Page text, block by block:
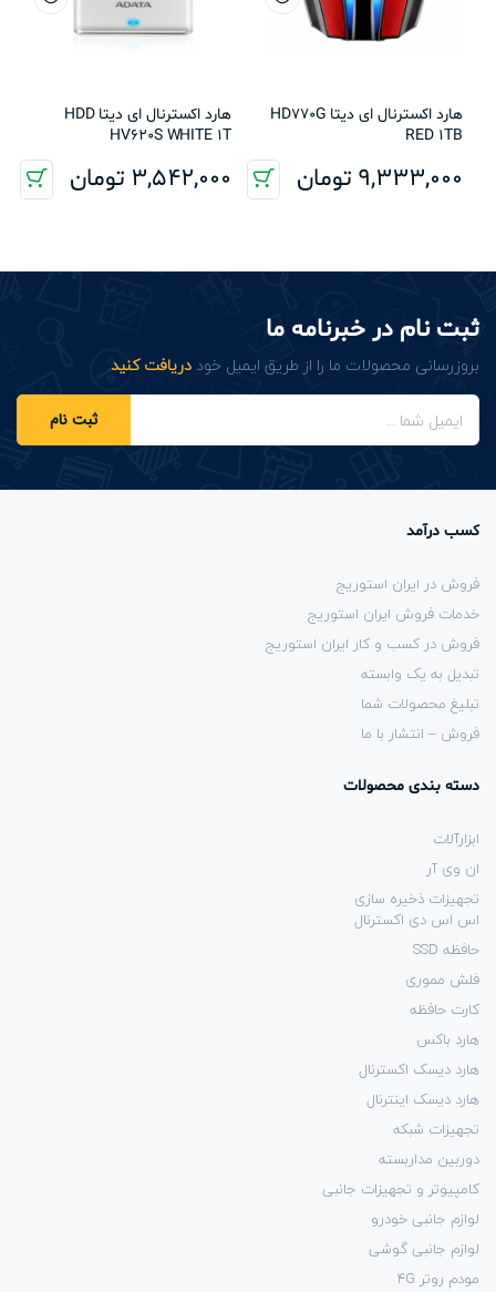
هارد اکسترنال ای دیتا HD770G
RED 1TB
9,333,000 تومان
هارد اکسترنال ای دیتا HDD
HV620S WHITE 1T
3,542,000 تومان
ثبت نام در خبرنامه ما
بروزرسانی محصولات ما را از طریق ایمیل خود دریافت کنید.
ثبت نام
کسب درآمد
فروش در ایران استوریج
خدمات فروش ایران استوریج
فروش در کسب و کار ایران استوریج
تبدیل به یک وابسته
تبلیغ محصولات شما
فروش – انتشار با ما
دسته بندی محصولات
ابزارآلات
ان وی آر
تجهیزات ذخیره سازی
اس اس دی اکسترنال
حافظه SSD
فلش مموری
کارت حافظه
هارد باکس
هارد دیسک اکسترنال
هارد دیسک اینترنال
تجهیزات شبکه
دوربین مداربسته
کامپیوتر و تجهیزات جانبی
لوازم جانبی خودرو
لوازم جانبی گوشی
مودم روتر 4G